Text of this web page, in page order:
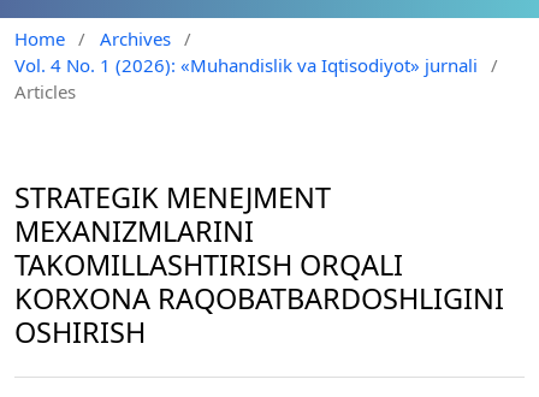
Home / Archives /
Vol. 4 No. 1 (2026): «Muhandislik va Iqtisodiyot» jurnali
/
Articles
STRATEGIK MENEJMENT
MEXANIZMLARINI
TAKOMILLASHTIRISH ORQALI
KORXONA RAQOBATBARDOSHLIGINI
OSHIRISH